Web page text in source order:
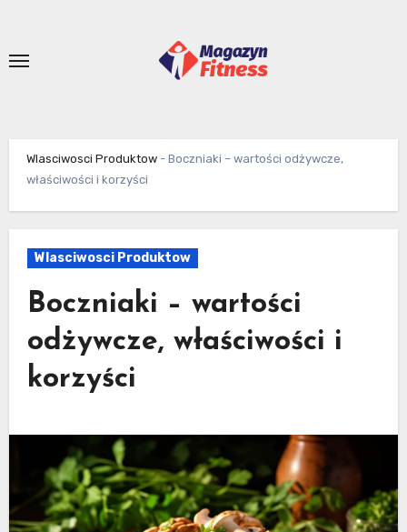
content
Wlasciwosci Produktow -Boczniaki – wartości odżywcze,
właściwości i korzyści
Wlasciwosci Produktow
Boczniaki – wartości
odżywcze, właściwości i
korzyści